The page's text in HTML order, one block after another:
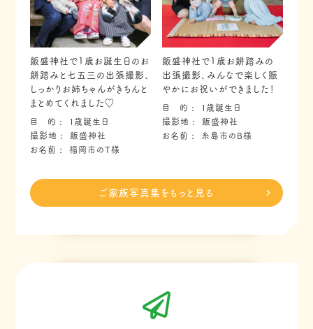
飯盛神社で1歳お誕生日のお
餅踏みと七五三の出張撮影、
しっかりお姉ちゃんがきちんと
まとめてくれました♡
目 的
１歳誕生日
撮影地
飯盛神社
お名前
福岡市のT様
飯盛神社で1歳お餅踏みの
出張撮影、みんなで楽しく賑
やかにお祝いができました！
目 的
１歳誕生日
撮影地
飯盛神社
お名前
糸島市のB様
ご家族写真集をもっと見る